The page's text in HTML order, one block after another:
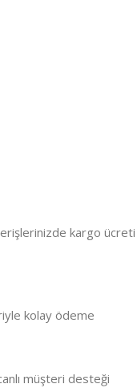
kargo ücreti
kolay ödeme
müşteri desteği